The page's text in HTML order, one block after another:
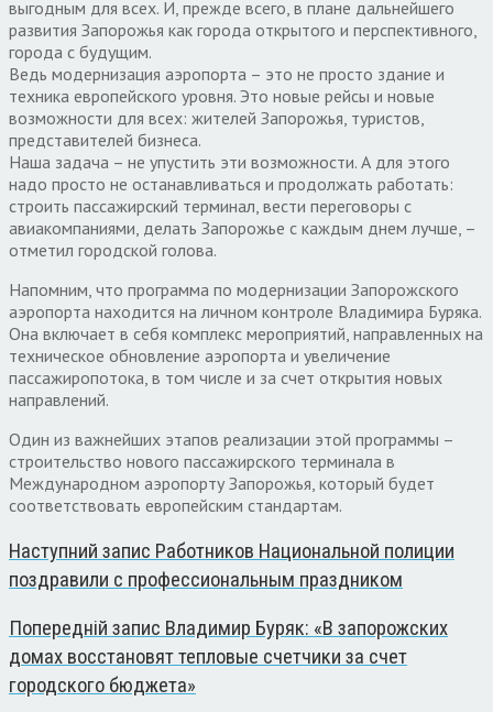
выгодным для всех. И, прежде всего, в плане дальнейшего
развития Запорожья как города открытого и перспективного,
города с будущим.
Ведь модернизация аэропорта – это не просто здание и
техника европейского уровня. Это новые рейсы и новые
возможности для всех: жителей Запорожья, туристов,
представителей бизнеса.
Наша задача – не упустить эти возможности. А для этого
надо просто не останавливаться и продолжать работать:
строить пассажирский терминал, вести переговоры с
авиакомпаниями, делать Запорожье с каждым днем лучше, –
отметил городской голова.
Напомним, что программа по модернизации Запорожского
аэропорта находится на личном контроле Владимира Буряка.
Она включает в себя комплекс мероприятий, направленных на
техническое обновление аэропорта и увеличение
пассажиропотока, в том числе и за счет открытия новых
направлений.
Один из важнейших этапов реализации этой программы –
строительство нового пассажирского терминала в
Международном аэропорту Запорожья, который будет
соответствовать европейским стандартам.
Наступний запис Работников Национальной полиции
поздравили с профессиональным праздником
Попередній запис Владимир Буряк: «В запорожских
домах восстановят тепловые счетчики за счет
городского бюджета»